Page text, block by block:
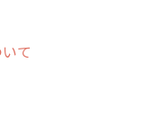
定
マンス
て